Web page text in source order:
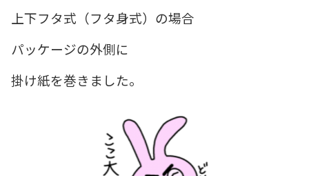
上下フタ式（フタ身式）の場合
パッケージの外側に
掛け紙を巻きました。